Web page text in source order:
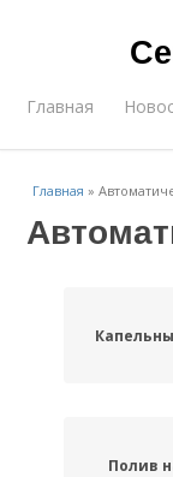
Главная
Главная »
Полив